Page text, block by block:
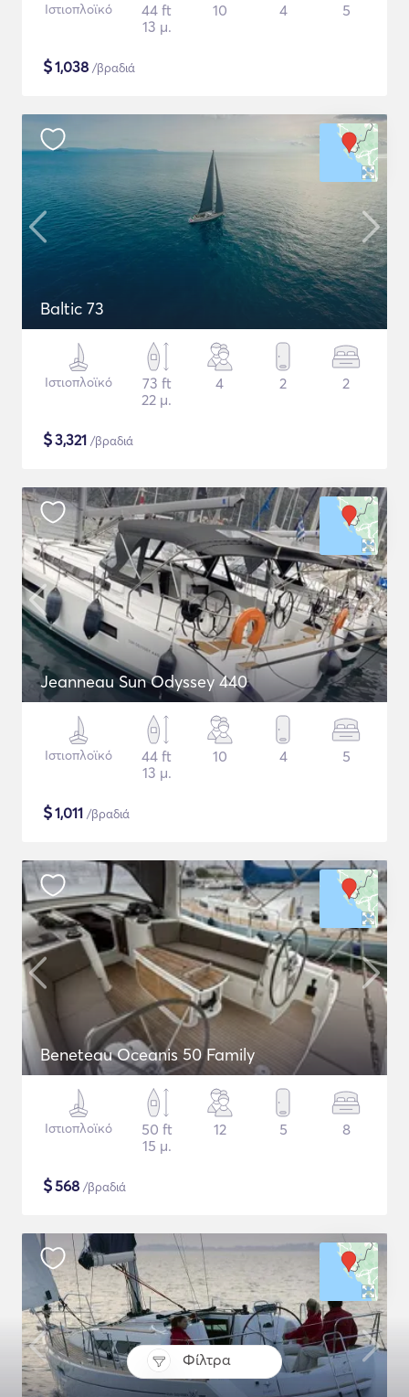
Φίλτρα
Ιστιοπλοϊκό
44 ft
13 μ.
10 4 5
$1,038 /βραδιά
Baltic 73
Ιστιοπλοϊκό
73 ft
22 μ.
4 2 2
$3,321 /βραδιά
Jeanneau Sun Odyssey 440
Ιστιοπλοϊκό
44 ft
13 μ.
10 4 5
$1,011 /βραδιά
Beneteau Oceanis 50 Family
Ιστιοπλοϊκό
50 ft
15 μ.
12 5 8
$568 /βραδιά